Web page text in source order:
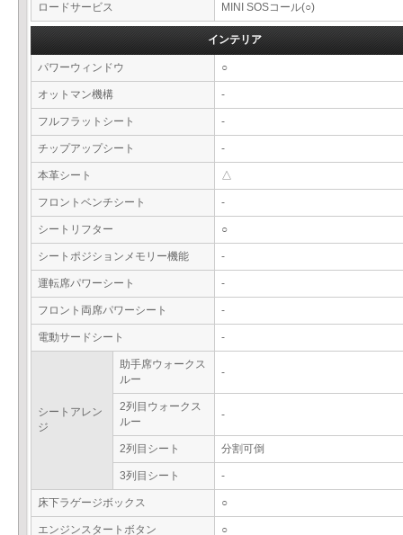
ロードサービス MINI SOSコール(○)
インテリア
パワーウィンドウ ○
オットマン機構 -
フルフラットシート -
チップアップシート -
本革シート △
フロントベンチシート -
シートリフター ○
シートポジションメモリー機能 -
運転席パワーシート -
フロント両席パワーシート -
電動サードシート -
シートアレン
ジ
助手席ウォークス
ルー
-
2列目ウォークス
ルー
-
2列目シート 分割可倒
3列目シート -
床下ラゲージボックス ○
エンジンスタートボタン ○